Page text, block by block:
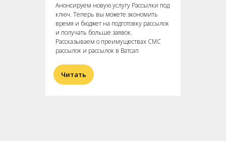
Анонсируем новую услугу Рассылки под
ключ. Теперь вы можете экономить
время и бюджет на подготовку рассылок
и получать больше заявок.
Рассказываем о преимуществах СМС
рассылок и рассылок в Ватсап
Читать